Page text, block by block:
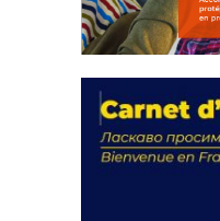
actions
18 septembre 2023
FEUILLETER